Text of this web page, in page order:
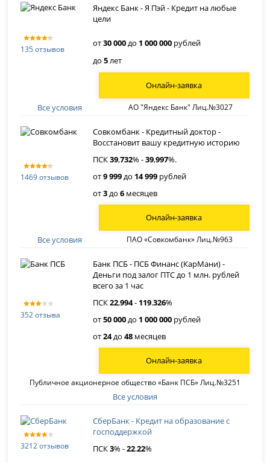
135 отзывов
Яндекс Банк - Я Пэй - Кредит на любые
цели
от30 000до 1 000 000 рублей
до5лет
Все условия АО "Яндекс Банк" Лиц.№3027
Онлайн-заявка
1469 отзывов
Совкомбанк - Кредитный доктор -
Восстановит вашу кредитную историю
ПСК39,732% -39,997%.
от9 999до 14 999 рублей
от3до6 месяцев
Все условия ПАО «Совкомбанк» Лиц.№963
Онлайн-заявка
352 отзыва
Банк ПСБ - ПСБ Финанс (КарМани) -
Деньги под залог ПТС до 1 млн. рублей
всего за 1 час
ПСК22,994- 119.326%
от50 000до 1 000 000 рублей
от24до48 месяцев
Все условия
Публичное акционерное общество «Банк ПСБ» Лиц.№3251
Онлайн-заявка
3212 отзывов
СберБанк - Кредит на образование с
господдержкой
ПСК3% -22.22%